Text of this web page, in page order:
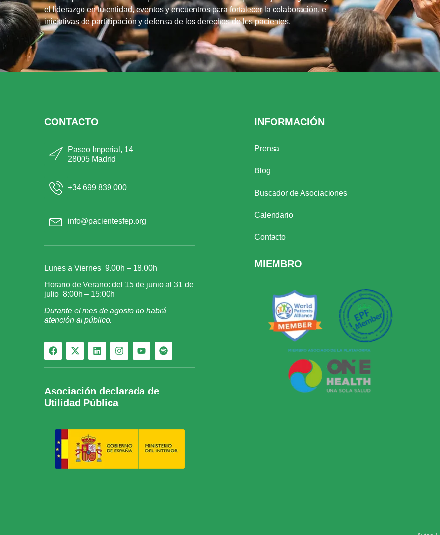
el liderazgo en tu entidad, eventos y encuentros para fortalecer la colaboración, e
iniciativas de participación y defensa de los derechos de los pacientes.
CONTACTO
Paseo Imperial, 14
28005 Madrid
+34 699 839 000
info@pacientesfep.org
Lunes a Viernes 9.00h – 18.00h
Horario de Verano: del 15 de junio al 31 de
julio 8:00h – 15:00h
Durante el mes de agosto no habrá
atención al público.
Asociación declarada de
Utilidad Pública
INFORMACIÓN
Prensa
Blog
Buscador de Asociaciones
Calendario
Contacto
MIEMBRO